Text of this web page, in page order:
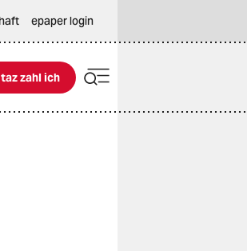
epaper login
ich
taz zahl ich